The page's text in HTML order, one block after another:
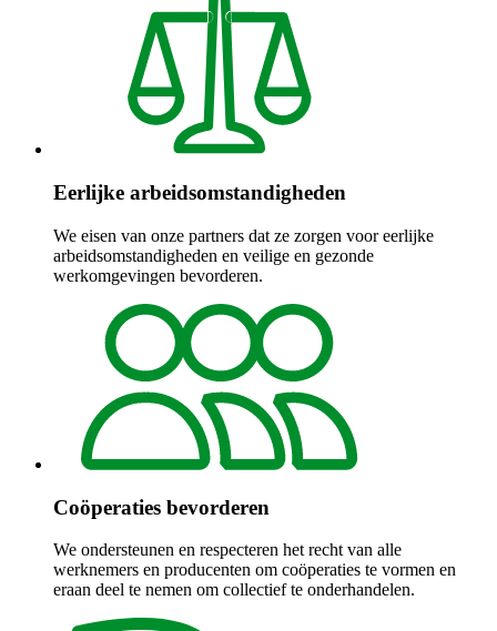
Eerlijke arbeidsomstandigheden
We eisen van onze partners dat ze zorgen voor eerlijke
arbeidsomstandigheden en veilige en gezonde
werkomgevingen bevorderen.
Coöperaties bevorderen
We ondersteunen en respecteren het recht van alle
werknemers en producenten om coöperaties te vormen en
eraan deel te nemen om collectief te onderhandelen.